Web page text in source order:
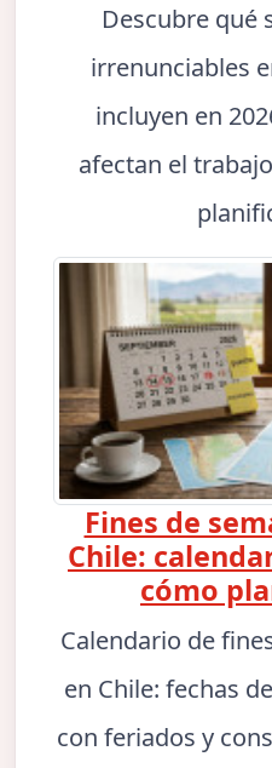
Descubre qué
irrenunciables
incluyen en
afectan el
Fines de
Chile:
cómo
Calendario de
en Chile: fechas
con feriados y